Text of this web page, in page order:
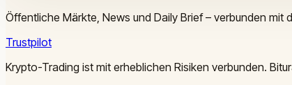
Öffentliche Märkte, News und Daily Brief – verbunden mit
Trustpilot
Krypto-Trading ist mit erheblichen Risiken verbunden.